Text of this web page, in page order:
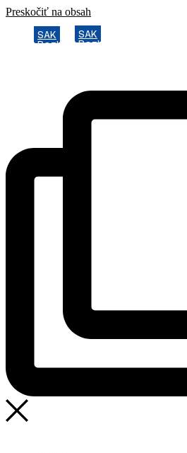
Preskočiť na obsah
SAK
Rozhodcovský súd SAK
SAK
Rozhodcovský súd SAK